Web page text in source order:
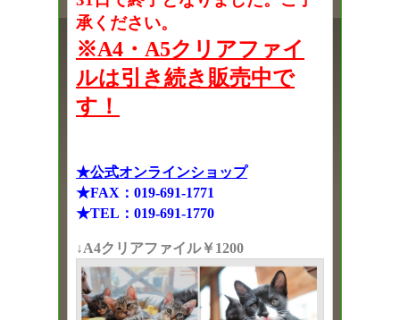
承ください。
※A4・A5クリアファイ
ルは引き続き販売中で
す！
★公式オンラインショップ
★FAX：019-691-1771
★TEL：019-691-1770
↓A4クリアファイル￥1200